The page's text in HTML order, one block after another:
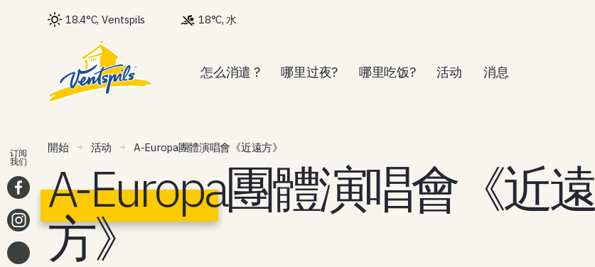
18.4°C, Ventspils 18°C, 水
怎么消遣 ? 哪里过夜? 哪里吃饭? 活动 消息
開始 活动 A-Europa團體演唱會《近遠方》
A-Europa團體演唱會《近遠
方》
订阅
我们